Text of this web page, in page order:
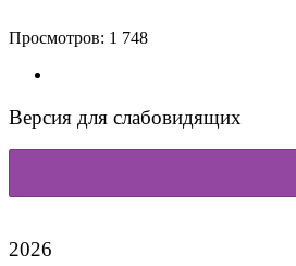
Просмотров: 1 748
Версия для слабовидящих
2026